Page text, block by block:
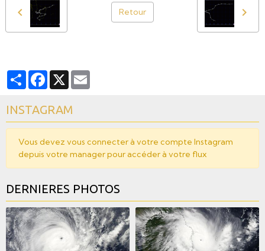
Retour
PartagerFacebook
X
INSTAGRAM
Vous devez vous connecter à votre compte Instagram
depuis votre manager pour accéder à votre flux
DERNIERES PHOTOS